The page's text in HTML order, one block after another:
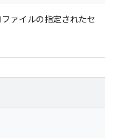
ァイルの指定されたセ